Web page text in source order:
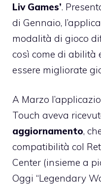
Liv Games’.
di Gennaio,
modalità di gioco
così come di abilità
essere migliorate
A Marzo
Touch aveva
aggiornamento,
compatibilità col
Center (insieme a
Oggi “Legendary